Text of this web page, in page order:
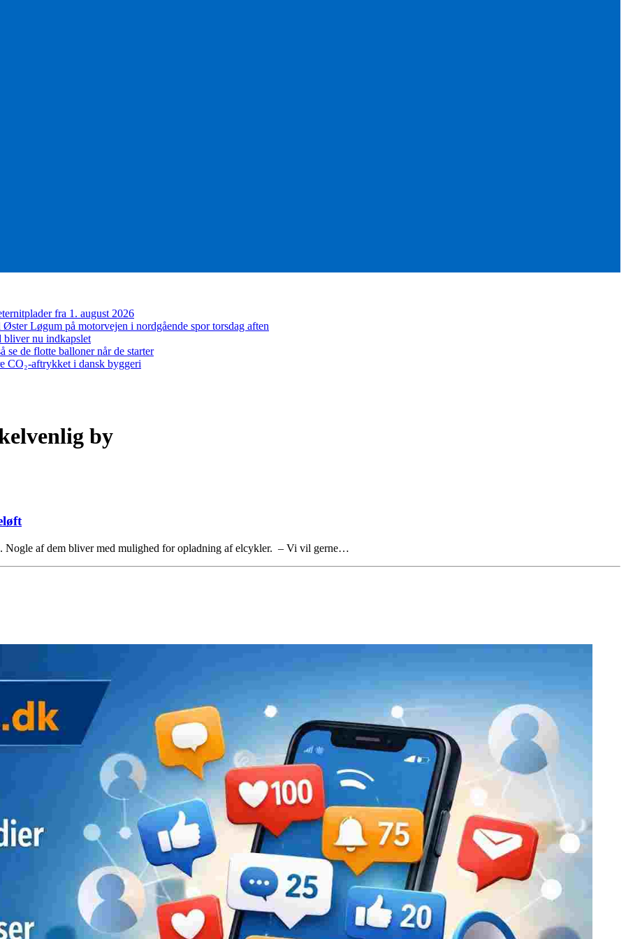
fra 1. august 2026
Løgum på motorvejen i nordgående spor torsdag aften
bliver nu indkapslet
de flotte balloner når de starter
CO₂-aftrykket i dansk byggeri
by
Nogle af dem bliver med mulighed for opladning af elcykler. – Vi vil gerne…